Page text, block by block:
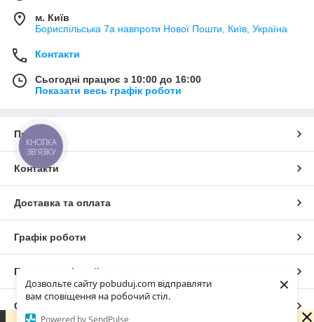
Дозвольте сайту pobuduj.com відправляти
вам сповіщення на робочий стіл.
Powered by SendPulse
×
м. Київ
Бориспільська 7а навпроти Нової Пошти, Київ, Україна
Контакти
Сьогодні працює з 10:00 до 16:00
Показати весь графік роботи
Про нас
Контакти
Доставка та оплата
Графік роботи
Повна версія сайту
Сайт створено на маркетплейсі
КНОПКА
ЗВ'ЯЗКУ